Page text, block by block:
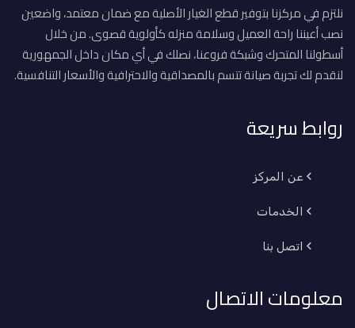
نلتزم في مركزنا بتوفير قطع الغيار الأصلية مع ضمان معتمد، واضعين
نصب أعيننا راحة العميل وسلامة منزله كأولوية قصوى. من خلال
أسطولنا المتحرك وشبكة فروعنا، نصلك في أي مكان داخل الجمهورية
لنقدم لك تجربة صيانة تتسم بالمصداقية والاحترافية والأسعار التنافسية.
روابط سريعة
عن المركز
الخدمات
اتصل بنا
معلومات الاتصال